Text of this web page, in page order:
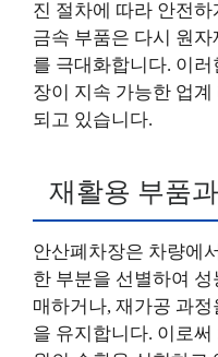
진 절차에 따라 안전
금속 부품은 다시 원
를 극대화합니다. 이
장이 지속 가능한 업계
되고 있습니다.
재활용 부품
안산폐차장은 차량에
한 부분을 선별하여
매하거나, 재가공 과
을 유지합니다. 이로